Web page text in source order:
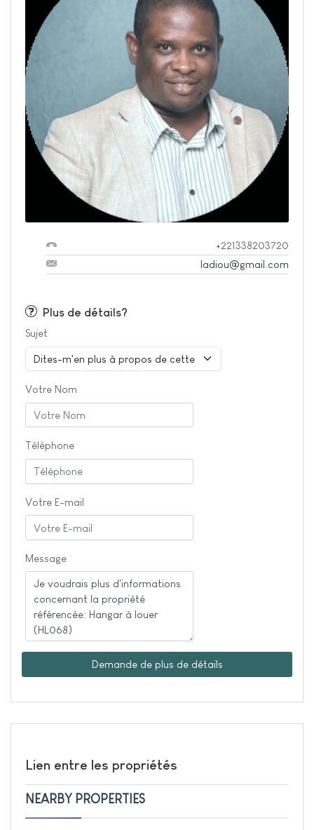
+221338203720
ladiou@gmail.com
Plus de détails?
Sujet
Votre Nom
Téléphone
Votre E-mail
Message
Demande de plus de détails
Lien entre les propriétés
NEARBY PROPERTIES